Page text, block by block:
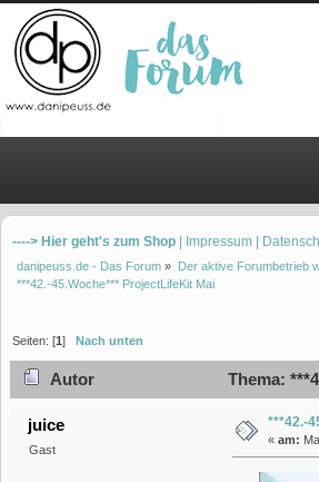
----> Hier geht's zum Shop | Impressum |
danipeuss.de - Das Forum » Der aktive Forumbetrieb
***42.-45.Woche*** ProjectLifeKit Mai
Seiten: [1] Nach unten
Autor Thema:
juice
Gast
***42.-
« am: